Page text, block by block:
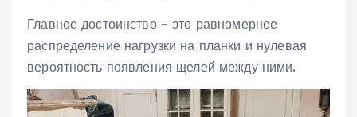
Главное достоинство – это равномерное
распределение нагрузки на планки и нулевая
вероятность появления щелей между ними.